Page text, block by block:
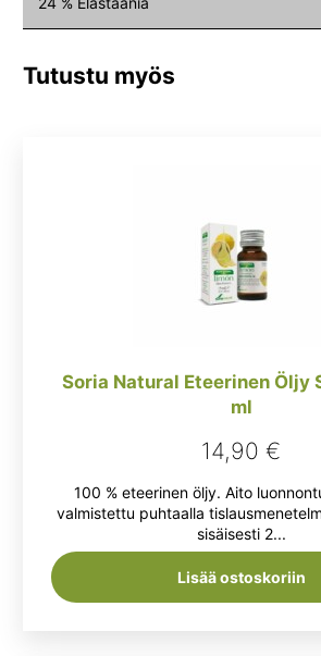
Tutustu myös
Soria Natural Eteerinen Öljy
ml
14,90€
100 % eteerinen öljy. Aito
valmistettu puhtaalla
sisäisesti 2...
Lisää ostoskoriin